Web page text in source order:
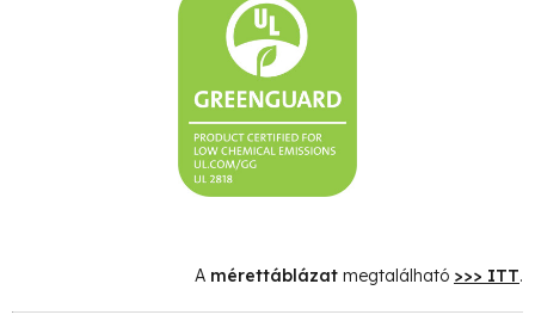
A mérettáblázat megtalálható >>> ITT.